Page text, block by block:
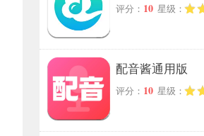
评分： 10 星级：
配音酱通用版
评分： 10 星级：